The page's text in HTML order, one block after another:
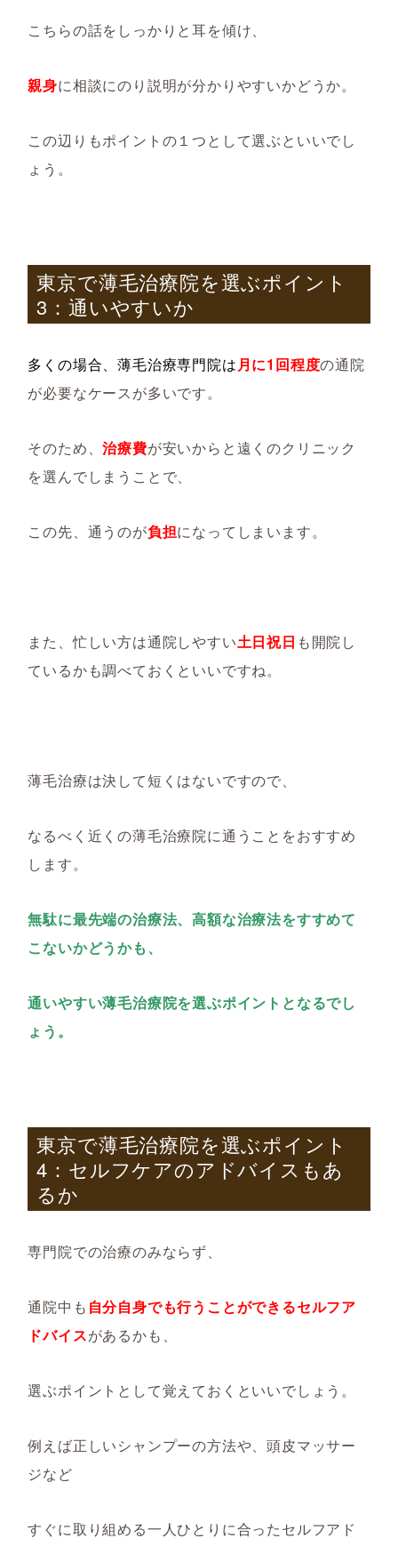
こちらの話をしっかりと耳を傾け、
親身に相談にのり説明が分かりやすいかどうか。
この辺りもポイントの１つとして選ぶといいでし
ょう。
東京で薄毛治療院を選ぶポイント
3 ：通いやすいか
多くの場合、薄毛治療専門院は月に1回程度の通院
が必要なケースが多いです。
そのため、治療費が安いからと遠くのクリニック
を選んでしまうことで、
この先、通うのが負担になってしまいます。
また、忙しい方は通院しやすい土日祝日 も開院し
ているかも調べておくといいですね。
薄毛治療は決して短くはないですので、
なるべく近くの薄毛治療院に通うことをおすすめ
します。
無駄に最先端の治療法、高額な治療法をすすめて
こないかどうかも、
通いやすい薄毛治療院を選ぶポイントとなるでし
ょう。
東京で薄毛治療院を選ぶポイント
4 ：セルフケアのアドバイスもあ
るか
専門院での治療のみならず、
通院中も 自分自身でも行うことができるセルフア
ドバイスがあるかも、
選ぶポイントとして覚えておくといいでしょう。
例えば正しいシャンプーの方法や、頭皮マッサー
ジなど
すぐに取り組める一人ひとりに合ったセルフアド